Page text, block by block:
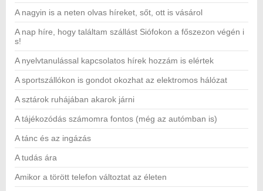
A nagyin is a neten olvas híreket, sőt, ott is vásárol
A nap híre, hogy találtam szállást Siófokon a főszezon végén i
s!
A nyelvtanulással kapcsolatos hírek hozzám is elértek
A sportszállókon is gondot okozhat az elektromos hálózat
A sztárok ruhájában akarok járni
A tájékozódás számomra fontos (még az autómban is)
A tánc és az ingázás
A tudás ára
Amikor a törött telefon változtat az életen